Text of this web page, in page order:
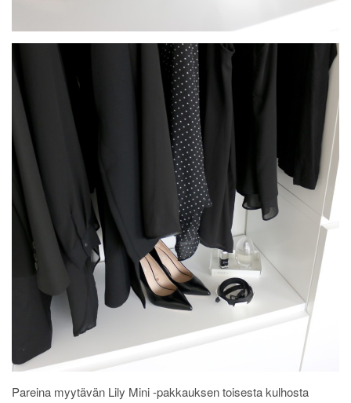
Pareina myytävän Lily Mini -pakkauksen toisesta kulhosta